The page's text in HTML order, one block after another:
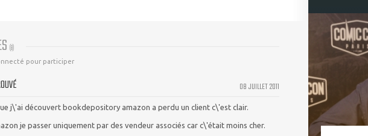
(8)
pour participer
08 JUILLET 2011
j\'ai découvert bookdepository amazon a perdu un client c\'est clair.
je passer uniquement par des vendeur associés car c\'était moins cher.